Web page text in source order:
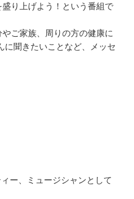
り上げよう！という番組で
ご家族、周りの方の健康に
に聞きたいことなど、メッセ
ー、ミュージシャンとして